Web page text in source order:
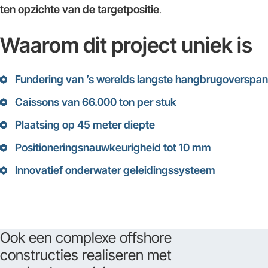
ten opzichte van de targetpositie.
Waarom dit project uniek is
Fundering van ’s werelds langste
Caissons van 66.000 ton per stuk
Plaatsing op 45 meter diepte
Positioneringsnauwkeurigheid tot 10 mm
Innovatief onderwater geleidingssysteem
Ook een complexe offshore
constructies realiseren met